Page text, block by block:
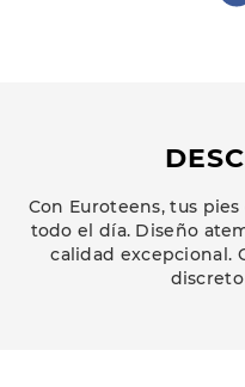
Con Euroteens, tus
todo el día. Diseño
calidad excepcional.